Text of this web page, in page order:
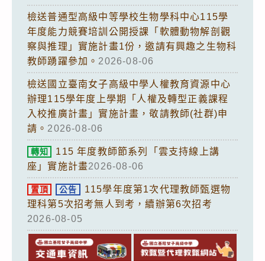
檢送普通型高級中等學校生物學科中心115學
年度能力競賽培訓公開授課「軟體動物解剖觀
察與推理」實施計畫1份，邀請有興趣之生物科
教師踴躍參加。 2026-08-06
檢送國立臺南女子高級中學人權教育資源中心
辦理115學年度上學期「人權及轉型正義課程
入校推廣計畫」實施計畫，敬請教師(社群)申
請。 2026-08-06
轉知
115 年度教師節系列「雲支持線上講
座」實施計畫2026-08-06
置頂 公告
115學年度第1次代理教師甄選物
理科第5次招考無人到考，續辦第6次招考
2026-08-05